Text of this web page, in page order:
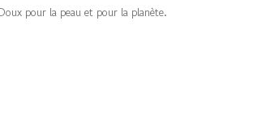
pour la peau et pour la planète.